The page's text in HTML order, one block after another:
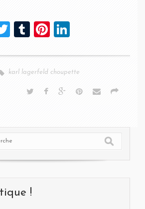
T
tt
er
T
m
bl
r
Pi
er
es
ke
dI
n
karl lagerfeld choupette
!